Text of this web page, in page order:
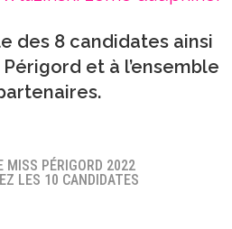
des 8 candidates ainsi
Périgord et à l’ensemble
MISS PÉRIGORD 2022
LES 10 CANDIDATES